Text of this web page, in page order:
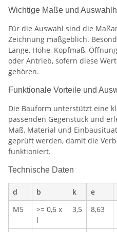
Wichtige Maße und
Für die Auswahl sind die
Zeichnung maßgeblich.
Länge, Höhe, Kopfmaß,
oder Antrieb, sofern diese
gehören.
Funktionale Vorteile und
Die Bauform unterstützt eine
passenden Gegenstück und
Maß, Material und
geprüft werden, damit die
funktioniert.
Technische Daten
d b k e
M5
>= 0,6 x
l
3,5 8,63